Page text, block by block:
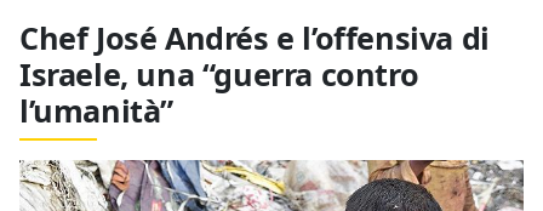
Chef José Andrés e l’offensiva di
Israele, una “guerra contro
l’umanità”